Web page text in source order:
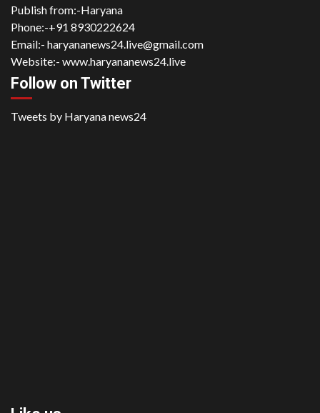
Publish from:-Haryana
Phone:-+91 8930222624
Email:- haryananews24.live@gmail.com
Website:- www.haryananews24.live
Follow on Twitter
Tweets by Haryana news24